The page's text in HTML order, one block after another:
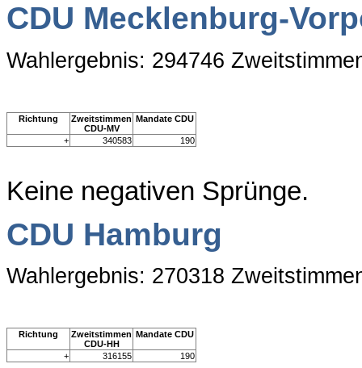
CDU Mecklenburg-
Wahlergebnis: 294746
Richtung
Zweitstimmen
CDU-MV
Mandate CDU
+ 340583 190
Keine negativen Sprünge.
CDU Hamburg
Wahlergebnis: 270318
Richtung
Zweitstimmen
CDU-HH
Mandate CDU
+ 316155 190